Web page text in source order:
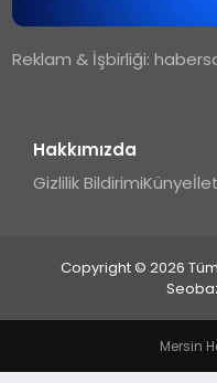
Reklam & İşbirliği:
Hakkımızda
Gizlilik BildirimiKünye
Copyright © 2026 Tüm
Mersin